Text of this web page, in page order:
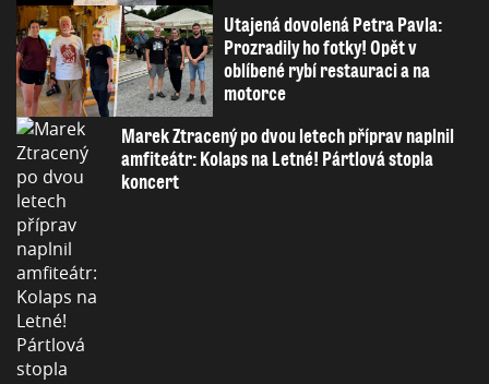
Utajená dovolená Petra Pavla:
Prozradily ho fotky! Opět v
oblíbené rybí restauraci a na
motorce
Marek Ztracený po dvou letech příprav naplnil
amfiteátr: Kolaps na Letné! Pártlová stopla
koncert